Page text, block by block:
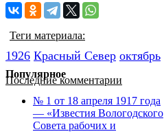
Теги материала:
1926 Красный Cевер октябрь
Последние комментарии
Популярное
№ 1 от 18 апреля 1917 года
— «Известия Вологодского
Совета рабочих и